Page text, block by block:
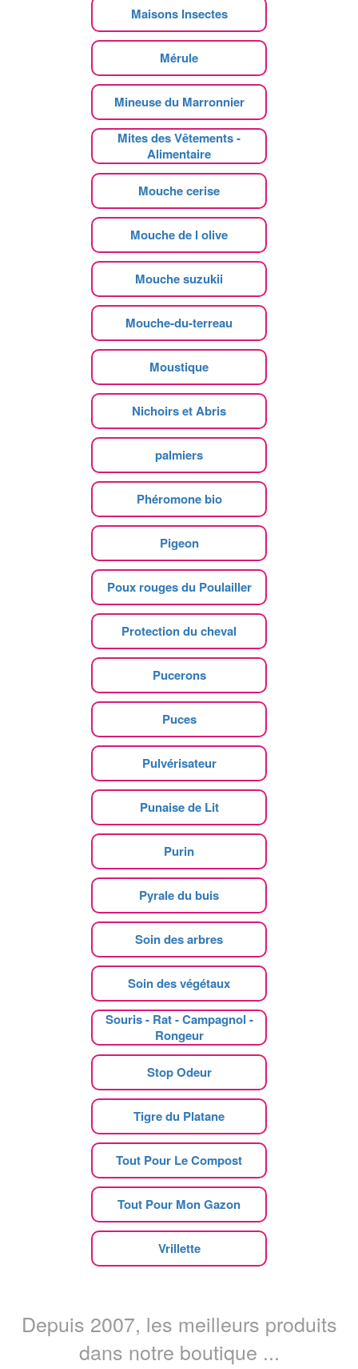
Maisons Insectes
Mérule
Mineuse du Marronnier
Mites des Vêtements -
Alimentaire
Mouche cerise
Mouche de l olive
Mouche suzukii
Mouche-du-terreau
Moustique
Nichoirs et Abris
palmiers
Phéromone bio
Pigeon
Poux rouges du Poulailler
Protection du cheval
Pucerons
Puces
Pulvérisateur
Punaise de Lit
Purin
Pyrale du buis
Soin des arbres
Soin des végétaux
Souris - Rat - Campagnol -
Rongeur
Stop Odeur
Tigre du Platane
Tout Pour Le Compost
Tout Pour Mon Gazon
Vrillette
Depuis 2007, les meilleurs produits
dans notre boutique ...